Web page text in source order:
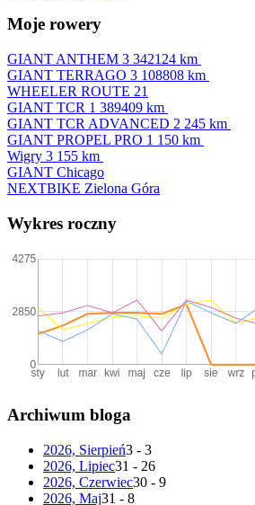
Moje rowery
GIANT ANTHEM 3 342124 km
GIANT TERRAGO 3 108808 km
WHEELER ROUTE 21
GIANT TCR 1 389409 km
GIANT TCR ADVANCED 2 245 km
GIANT PROPEL PRO 1 150 km
Wigry 3 155 km
GIANT Chicago
NEXTBIKE Zielona Góra
Wykres roczny
Archiwum bloga
2026, Sierpień3 - 3
2026, Lipiec31 - 26
2026, Czerwiec30 - 9
2026, Maj31 - 8